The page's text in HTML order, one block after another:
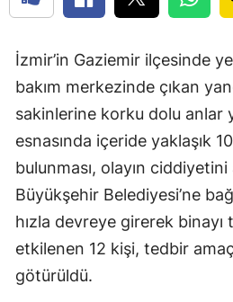
İzmir’in Gaziemir ilçesinde
bakım merkezinde çıkan
sakinlerine korku dolu anlar
esnasında içeride yaklaşık
bulunması, olayın ciddiyetini
Büyükşehir Belediyesi’ne
hızla devreye girerek
etkilenen 12 kişi, tedbir
götürüldü.